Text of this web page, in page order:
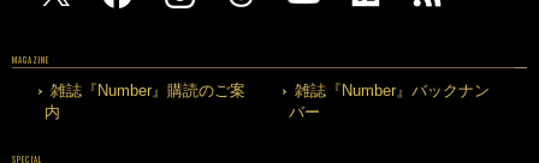
MAGAZINE
雑誌『Number』購読のご案
内
雑誌『Number』バックナン
バー
SPECIAL